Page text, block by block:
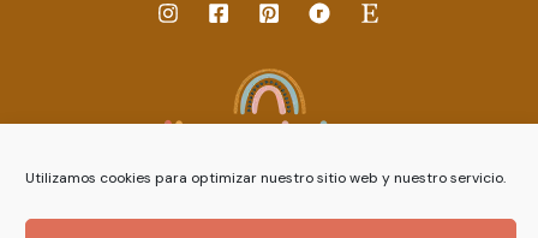
Utilizamos cookies para optimizar nuestro sitio web y nuestro servicio.